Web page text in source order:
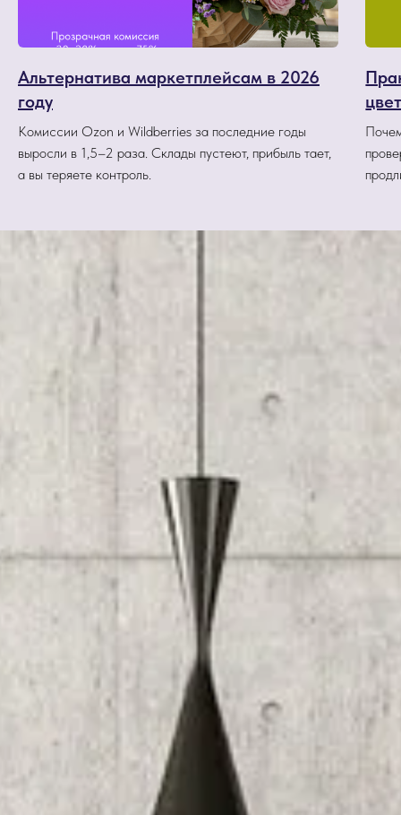
Альтернатива маркетплейсам в 2026
году
Комиссии Ozon и Wildberries за последние годы
выросли в 1,5–2 раза. Склады пустеют, прибыль тает,
а вы теряете контроль.